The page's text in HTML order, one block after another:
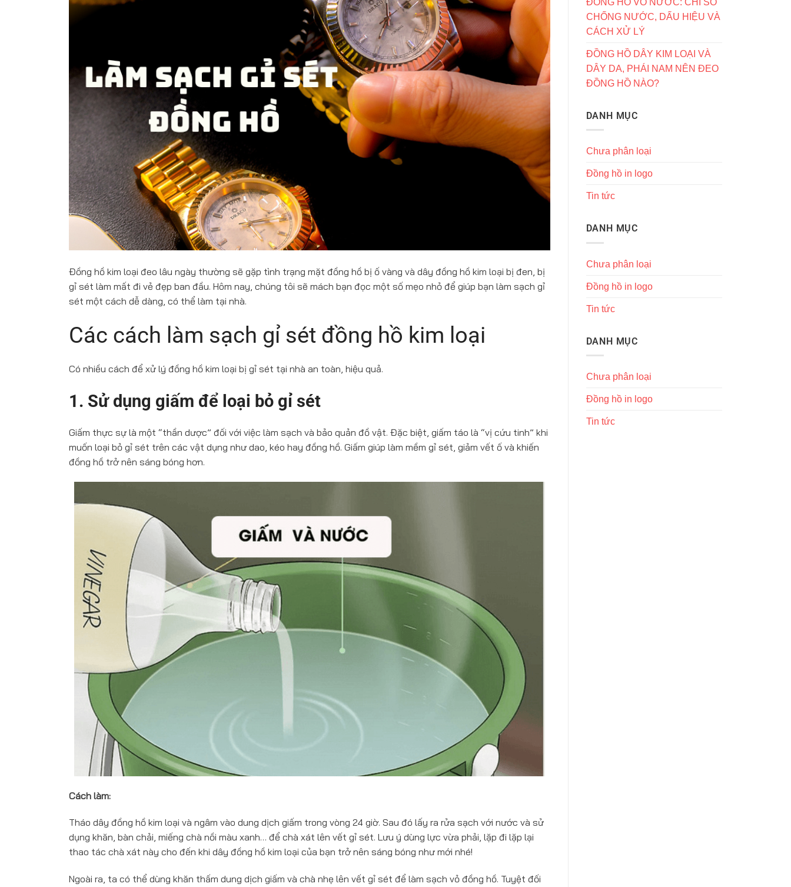
Đồng hồ kim loại đeo lâu ngày thường sẽ gặp tình trạng mặt đồng hồ bị ố vàng và dây đồng hồ kim loại bị đen, bị
gỉ sét làm mất đi vẻ đẹp ban đầu. Hôm nay, chúng tôi sẽ mách bạn đọc một số mẹo nhỏ để giúp bạn làm sạch gỉ
sét một cách dễ dàng, có thể làm tại nhà.
Các cách làm sạch gỉ sét đồng hồ kim loại
Có nhiều cách để xử lý đồng hồ kim loại bị gỉ sét tại nhà an toàn, hiệu quả.
1. Sử dụng giấm để loại bỏ gỉ sét
Giấm thực sự là một “thần dược” đối với việc làm sạch và bảo quản đồ vật. Đặc biệt, giấm táo là “vị cứu tinh” khi
muốn loại bỏ gỉ sét trên các vật dụng như dao, kéo hay đồng hồ. Giấm giúp làm mềm gỉ sét, giảm vết ố và khiến
đồng hồ trở nên sáng bóng hơn.
Cách làm:
Tháo dây đồng hồ kim loại và ngâm vào dung dịch giấm trong vòng 24 giờ. Sau đó lấy ra rửa sạch với nước và sử
dụng khăn, bàn chải, miếng chà nồi màu xanh… để chà xát lên vết gỉ sét. Lưu ý dùng lực vừa phải, lặp đi lặp lại
thao tác chà xát này cho đến khi dây đồng hồ kim loại của bạn trở nên sáng bóng như mới nhé!
Ngoài ra, ta có thể dùng khăn thấm dung dịch giấm và chà nhẹ lên vết gỉ sét để làm sạch vỏ đồng hồ. Tuyệt đối
CHỐNG NƯỚC, DẤU HIỆU VÀ
CÁCH XỬ LÝ
ĐỒNG HỒ DÂY KIM LOẠI VÀ
DÂY DA, PHÁI NAM NÊN ĐEO
ĐỒNG HỒ NÀO?
DANH MỤC
Chưa phân loại
Đồng hồ in logo
Tin tức
DANH MỤC
Chưa phân loại
Đồng hồ in logo
Tin tức
DANH MỤC
Chưa phân loại
Đồng hồ in logo
Tin tức